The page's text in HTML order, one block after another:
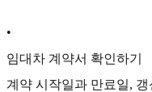
•
임대차 계약서 확인하기
계약 시작일과 만료일,